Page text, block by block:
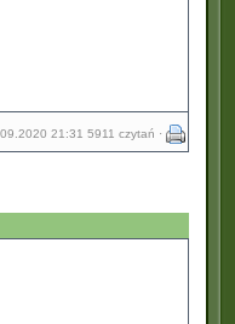
21:31 5911 czytań ·